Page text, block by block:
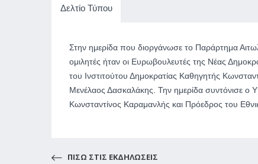
Δελτίο Τύπου
Στην ημερίδα που διοργάνωσε το Παράρτημα
ομιλητές ήταν οι Ευρωβουλευτές της Νέας
του Ινστιτούτου Δημοκρατίας Καθηγητής
Μενέλαος Δασκαλάκης. Την ημερίδα συντόνισε ο
Κωνσταντίνος Καραμανλής και Πρόεδρος του
ΠΙΣΩ ΣΤΙΣ ΕΚΔΗΛΩΣΕΙΣ